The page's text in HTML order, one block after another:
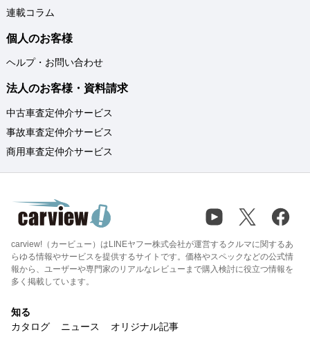
連載コラム
個人のお客様
ヘルプ・お問い合わせ
法人のお客様・資料請求
中古車査定仲介サービス
事故車査定仲介サービス
商用車査定仲介サービス
carview!（カービュー）はLINEヤフー株式会社が運営するクルマに関するあ
らゆる情報やサービスを提供するサイトです。価格やスペックなどの公式情
報から、ユーザーや専門家のリアルなレビューまで購入検討に役立つ情報を
多く掲載しています。
知る
カタログ
ニュース オリジナル記事